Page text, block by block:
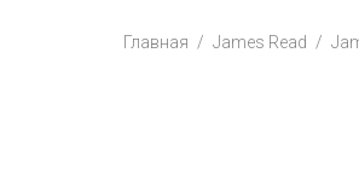
Главная James Read